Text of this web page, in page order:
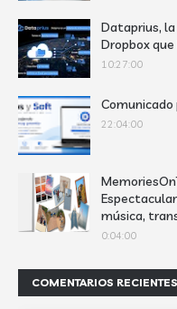
Dataprius,
Dropbox
10:27:00
22:04:00
música,
0:04:00
COMENTARIOS RECIENTES